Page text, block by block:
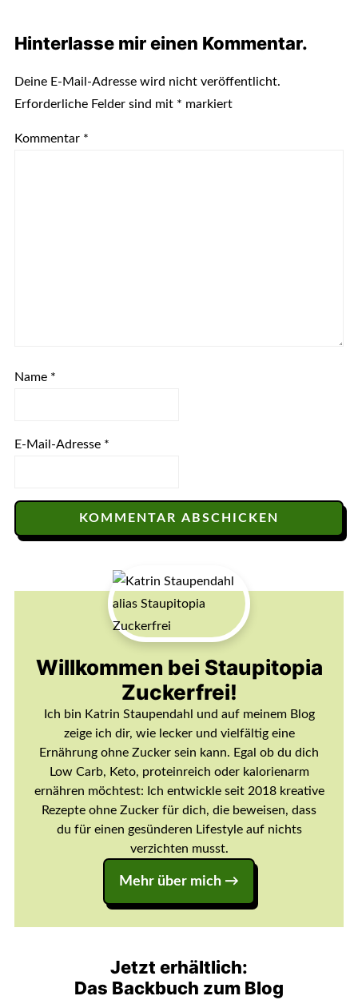
Hinterlasse mir einen Kommentar.
Deine E-Mail-Adresse wird nicht veröffentlicht.
Erforderliche Felder sind mit * markiert
Kommentar *
Name *
E-Mail-Adresse *
Willkommen bei Staupitopia
Zuckerfrei!
Ich bin Katrin Staupendahl und auf meinem Blog
zeige ich dir, wie lecker und vielfältig eine
Ernährung ohne Zucker sein kann. Egal ob du dich
Low Carb, Keto, proteinreich oder kalorienarm
ernähren möchtest: Ich entwickle seit 2018 kreative
Rezepte ohne Zucker für dich, die beweisen, dass
du für einen gesünderen Lifestyle auf nichts
verzichten musst.
Mehr über mich →
Jetzt erhältlich:
Das Backbuch zum Blog